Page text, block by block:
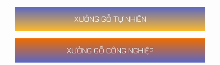
XƯỞNG GỖ TỰ NHIÊN
XƯỞNG GỖ CÔNG NGHIỆP